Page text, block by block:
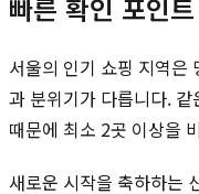
빠른 확인 포인트
서울의 인기 쇼핑 지역은
과 분위기가 다릅니다.
때문에 최소 2곳 이상을
새로운 시작을 축하하는